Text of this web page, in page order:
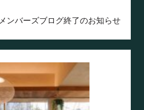
メンバーズブログ終了のお知らせ